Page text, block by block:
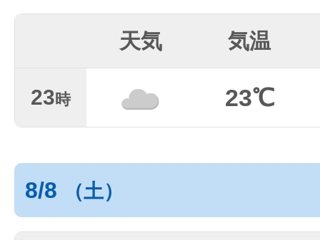
天気 気温
23時 23℃
8/8 （土）